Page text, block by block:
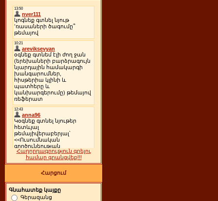
Հաղորդագրություն գրելու
համար գրանցվեք!!!
Հարցում
Գնահատեք կայքը
Գերազանց